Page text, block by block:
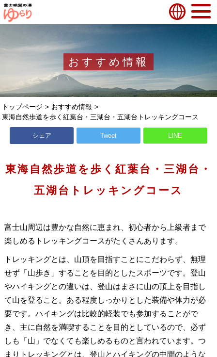
おすすめ情報
トップページ
おすすめ情報
東海自然歩道を歩く紅葉台・三湖台・五湖台トレッキングコース
シェア Tweet LINE
東海自然歩道を歩く紅葉台・三湖台・
五湖台トレッキングコース
富士山周辺は豊かな自然に恵まれ、初心者から上級者まで
楽しめるトレッキングコースがたくさんあります。
トレッキングとは、山頂を目指すことにこだわらず、無理
せず「山歩き」することを目的としたスポーツです。登山
やハイキングとの違いは、登山はまさに山の頂上を目指し
て山を登ること。ある程度しっかりとした装備や体力が必
要です。ハイキングは比較的軽装でも参加することがで
き、主に自然を満喫することを目的としているので、必ず
しも「山」でなくても楽しめるものと言われています。つ
まりトレッキングとは、登山とハイキングの中間のような